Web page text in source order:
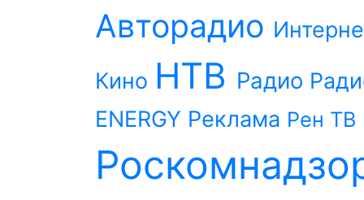
Авторадио
Кино НТВ Радио
ENERGY Реклама Рен ТВ